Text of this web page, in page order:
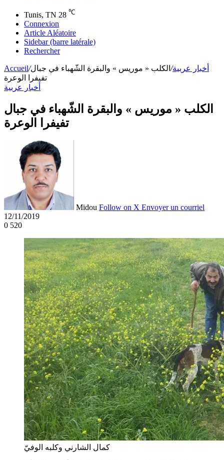
Tunis, TN 28 ℃
Connexion
Article Aléatoire
Sidebar (barre latérale)
Rechercher
Accueil/ أخبار عربية/ الكلب « موريس » والبقرة الشّهباء في جبال
تفيفرا الوعرة
أخبار عربية
الكلب « موريس » والبقرة الشّهباء في جبال
تفيفرا الوعرة
Midou Follow on X Envoyer un courriel
12/11/2019
0 520
كمال الشارني وكلبه الوفيّ